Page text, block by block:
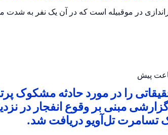
در موقبیله است که در آن یک نفر به شدت
را در مورد حادثه مشکوک
مبنی بر وقوع انفجار در
تسامرت تل‌آویو دریافت شد.